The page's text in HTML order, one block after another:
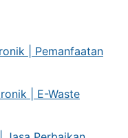
| Pemanfaatan
| E-Waste